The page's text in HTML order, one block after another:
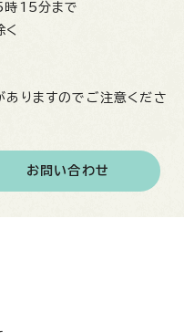
15分まで
く
りますのでご注意くださ
お問い合わせ